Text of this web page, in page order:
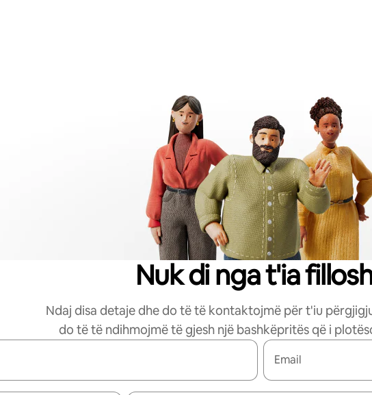
Nuk di nga t'ia
Ndaj disa detaje dhe do të të kontaktojmë për t'iu
do të të ndihmojmë të gjesh një bashkëpritës që i
Email